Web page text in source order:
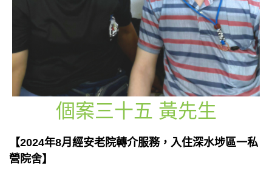
個案三十五 黃先生
【2024年8月經安老院轉介服務，入住深水埗區一私
營院舍】